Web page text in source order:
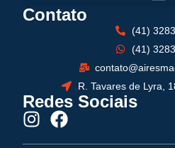
Contato
(41)
(41)
R. Tavares de Lyra,
Redes Sociais